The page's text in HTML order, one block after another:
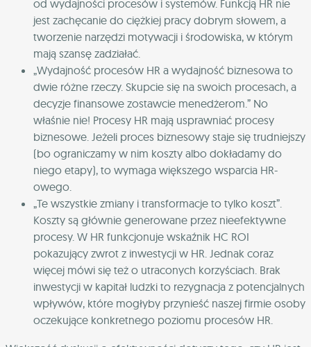
od wydajności procesów i systemów. Funkcją HR nie
jest zachęcanie do ciężkiej pracy dobrym słowem, a
tworzenie narzędzi motywacji i środowiska, w którym
mają szansę zadziałać.
„Wydajność procesów HR a wydajność biznesowa to
dwie różne rzeczy. Skupcie się na swoich procesach, a
decyzje finansowe zostawcie menedżerom.” No
właśnie nie! Procesy HR mają usprawniać procesy
biznesowe. Jeżeli proces biznesowy staje się trudniejszy
(bo ograniczamy w nim koszty albo dokładamy do
niego etapy), to wymaga większego wsparcia HR-
owego.
„Te wszystkie zmiany i transformacje to tylko koszt”.
Koszty są głównie generowane przez nieefektywne
procesy. W HR funkcjonuje wskaźnik HC ROI
pokazujący zwrot z inwestycji w HR. Jednak coraz
więcej mówi się też o utraconych korzyściach. Brak
inwestycji w kapitał ludzki to rezygnacja z potencjalnych
wpływów, które mogłyby przynieść naszej firmie osoby
oczekujące konkretnego poziomu procesów HR.